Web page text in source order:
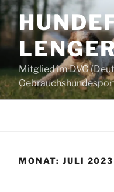
Zum
Inhalt
springen
Mitglied im DVG
MONAT: JULI 2023